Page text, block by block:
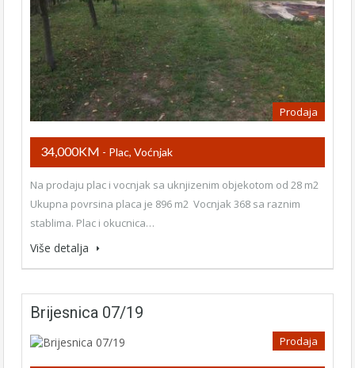
Prodaja
34,000KM - Plac, Voćnjak
Na prodaju plac i vocnjak sa uknjizenim objekotom od 28 m2
Ukupna povrsina placa je 896 m2 Vocnjak 368 sa raznim
stablima. Plac i okucnica…
Više detalja
Brijesnica 07/19
Prodaja